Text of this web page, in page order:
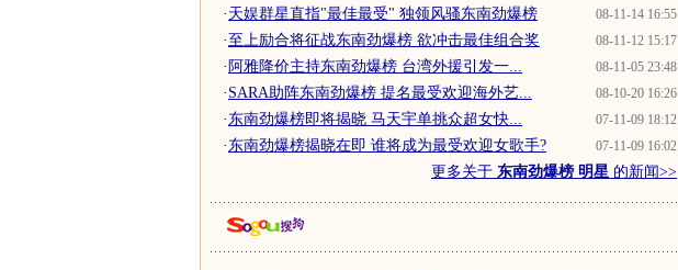
08-11-14 16:55
· 天娱群星直指"最佳最受" 独领风骚东南劲爆榜
08-11-12 15:17
· 至上励合将征战东南劲爆榜 欲冲击最佳组合奖
08-11-05 23:48
· 阿雅降价主持东南劲爆榜 台湾外援引发一...
08-10-20 16:26
· SARA助阵东南劲爆榜 提名最受欢迎海外艺...
07-11-09 18:12
· 东南劲爆榜即将揭晓 马天宇单挑众超女快...
07-11-09 16:02
· 东南劲爆榜揭晓在即 谁将成为最受欢迎女歌手?
更多关于 东南劲爆榜 明星 的新闻>>